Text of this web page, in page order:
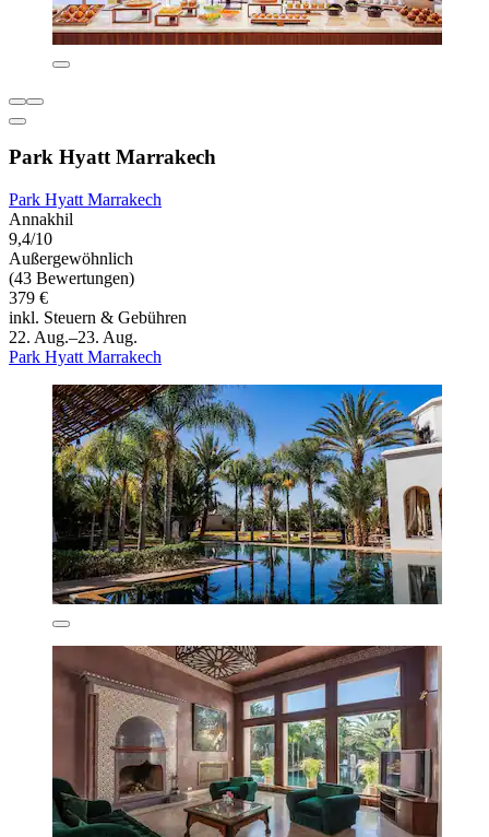
Park Hyatt Marrakech
Park Hyatt Marrakech
Annakhil
9,4/10
Außergewöhnlich
(43 Bewertungen)
379 €
inkl. Steuern & Gebühren
22. Aug.–23. Aug.
Park Hyatt Marrakech